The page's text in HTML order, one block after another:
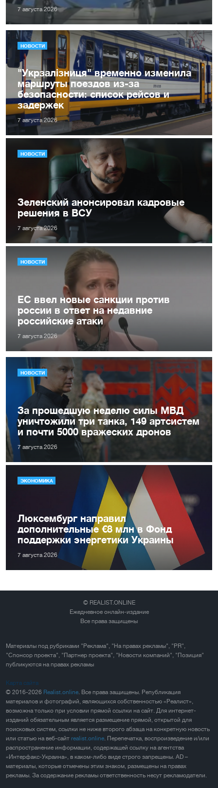
7 августа 2026
НОВОСТИ
"Укрзалізниця" временно изменила
маршруты поездов из-за
безопасности: список рейсов и
задержек
7 августа 2026
НОВОСТИ
Зеленский анонсировал кадровые
решения в ВСУ
7 августа 2026
НОВОСТИ
ЕС ввел новые санкции против
россии в ответ на недавние
российские атаки
7 августа 2026
НОВОСТИ
За прошедшую неделю силы МВД
уничтожили три танка, 149 артсистем
и почти 5000 вражеских дронов
7 августа 2026
ЭКОНОМИКА
Люксембург направил
дополнительные €8 млн в Фонд
поддержки энергетики Украины
7 августа 2026
© REALIST.ONLINE
Ежедневное онлайн-издание
Все права защищены
Материалы под рубриками "Реклама", "На правах рекламы", "PR",
"Спонсор проекта", "Партнер проекта", "Новости компаний", "Позиция"
публикуются на правах рекламы
Карта сайта
© 2016-2026 Realist.online . Все права защищены. Републикация
материалов и фотографий, являющихся собственностью «Реалист»,
возможна только при условии прямой ссылки на сайт. Для интернет-
изданий обязательным является размещение прямой, открытой для
поисковых систем, ссылки не ниже второго абзаца на конкретную новость
или статью на веб-сайт realist.online . Перепечатка, воспроизведение и/или
распространение информации, содержащей ссылку на агентства
«Интерфакс-Украина», в каком-либо виде строго запрещены. AD –
материалы, которые отмечены этим знаком, размещены на правах
рекламы. За содержание рекламы ответственность несут рекламодатели.